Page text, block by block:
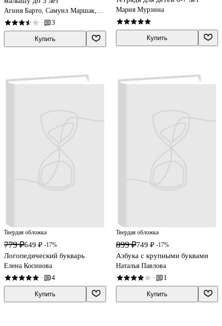
Агния Барто, Самуил Маршак,
Сергей Михалков
· 3
Купить
Мария Мурзина
Купить
Твердая обложка
779 ₽649 ₽ -17%
Логопедический букварь
Елена Косинова
· 4
Купить
Твердая обложка
899 ₽749 ₽ -17%
Азбука с крупными буквами
Наталья Павлова
· 1
Купить